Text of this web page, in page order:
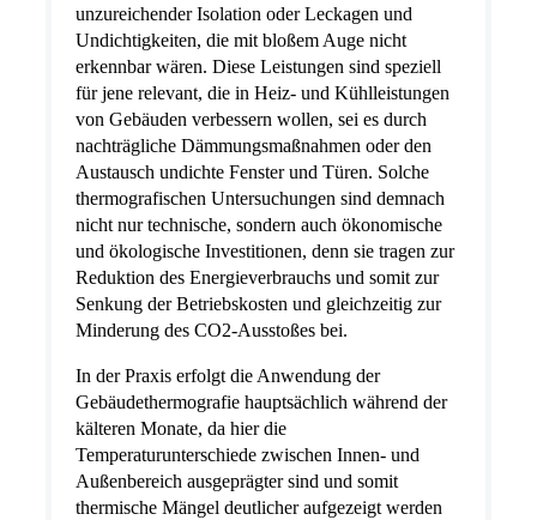
unzureichender Isolation oder Leckagen und
Undichtigkeiten, die mit bloßem Auge nicht
erkennbar wären. Diese Leistungen sind speziell
für jene relevant, die in Heiz- und Kühlleistungen
von Gebäuden verbessern wollen, sei es durch
nachträgliche Dämmungsmaßnahmen oder den
Austausch undichte Fenster und Türen. Solche
thermografischen Untersuchungen sind demnach
nicht nur technische, sondern auch ökonomische
und ökologische Investitionen, denn sie tragen zur
Reduktion des Energieverbrauchs und somit zur
Senkung der Betriebskosten und gleichzeitig zur
Minderung des CO2-Ausstoßes bei.
In der Praxis erfolgt die Anwendung der
Gebäudethermografie hauptsächlich während der
kälteren Monate, da hier die
Temperaturunterschiede zwischen Innen- und
Außenbereich ausgeprägter sind und somit
thermische Mängel deutlicher aufgezeigt werden